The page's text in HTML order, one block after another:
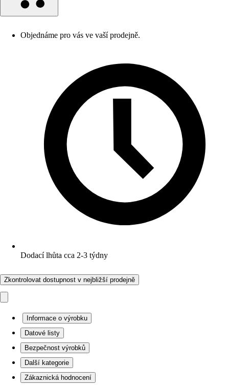
Objednáme pro vás ve vaší prodejně.
Dodací lhůta cca 2-3 týdny
Zkontrolovat dostupnost v nejbližší prodejně
Informace o výrobku
Datové listy
Bezpečnost výrobků
Další kategorie
Zákaznická hodnocení